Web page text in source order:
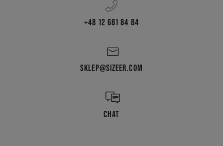
+48 12 681 84 84
SKLEP@SIZEER.COM
CHAT